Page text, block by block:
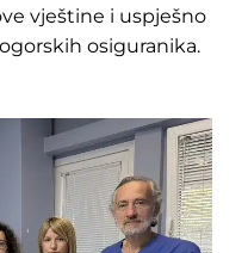
vještine i uspješno
osiguranika.